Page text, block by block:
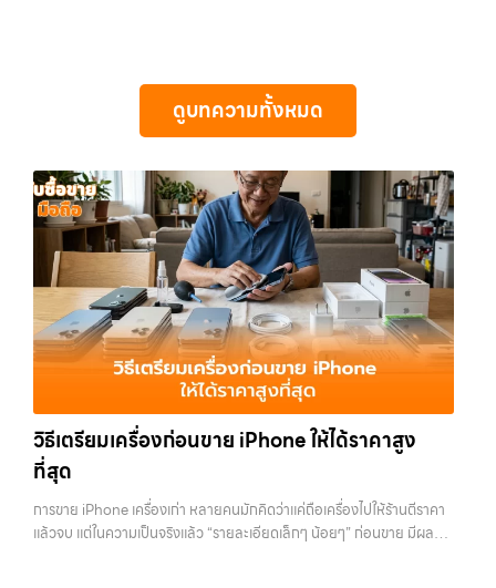
ซื้อแท็บเล็ต, หรือบริการอื่นๆ เกี่ยวกับสินค้าไอที กรุงเทพฯ – เราพร้อมให้
บริการครบวงจร บริการของเรา เราให้บริการแบบครบวงจรสำหรับลูกค้าที่
ต้องการขายอุปกรณ์ไอที ไม่ว่าจะเป็น: รับซื้อไอโฟน ทุกรุ่น ทั้งเครื่องใหม่และ
ต้องการเงินด่วน เราจึงมอบบริการประเมินสภาพเครื่อง ฟรี ปราบปราม
ความยุ่งยากทั้งหลาย โดยเน้น โปร่งใส มั่นใจได้ และจ่ายเงินทันทีเมื่อตกลง
ซื้อขายสำเร็จ บริการของเราครอบคลุมทั้ง iPhone สายใหม่-เก่า,
Samsung ทุกรุ่น, iPad และแท็บเล็ตทุกแบรนด์ เรารับถึงแม้จะอยู่ในสภาพ
ใช้งานแล้ว ตกแต่งแล้ว หรือมีรอยบ้าง เพราะมูลค่าของเครื่องไม่ได้ขึ้นอยู่แค่
ยี่ห้อ แต่ขึ้นอยู่กับสภาพจริง ความครบชุด และความสะดวกในการขายของ
คุณ เราจึงตั้งใจให้บริการในเขต ลาดพร้าว, รัชดา, บางรัก, แจ้งวัฒนะ,
บางแค, วัชรพล, รามอินทรา, บางนา, บางพลี, เกษตรนวมินทร์, เสนานิคม,
วังหิน อย่างเต็มที่ ไม่ว่าคุณจะค้นหาคำว่า “รับซื้อมือถือใกล้ฉัน”, “รับซื้อ
โทรศัพท์มือสองกรุงเทพ”, “ขาย iPad ได้ราคา”, “รับซื้อแท็บเล็ต กรุงเทพ
ถึงที่”, หรือ “รับซื้อ Samsung มือสอง ราคาสูง” — ที่นี่คือคำตอบ เพราะ
บริการของเรามุ่งตรงให้คุณได้รับราคาและความสะดวกสบายที่เหนือกว่า
เลือกเราแล้วคุณจะได้บริการที่คุณไว้วางใจ พร้อมทีมงานที่พร้อมอำนวย
ความสะดวก นัดรับถึงที่ ตรวจสภาพอย่างมืออาชีพ และจ่ายเงินทันที
ทั้งหมดนี้เพื่อให้การขายอุปกรณ์ของคุณเป็นเรื่องง่ายขึ้น ดีกว่า รวดเร็วกว่า
และคุ้มค่ากว่า ทำไมต้องเลือกเรา ผู้เชี่ยวชาญด้านการให้บริการ รับซื้อมือถือ
iPhone, Samsung, ไอแพด แท็บเล็ตทุกยี่ห้อ ในราคาสูง พร้อมจ่ายเงิน
ทันที โดยเน้นบริการในพื้นที่ ลาดพร้าว, รัชดา, บางรัก, แจ้งวัฒนะ,…
ราคาสูง พร้อมจ่ายเงินทันที รับซื้อโน๊ตบุ๊ครามอินทรา ผู้เชี่ยวชาญด้านการให้
บริการ รับซื้อมือถือ iPhone, Samsung, ไอแพด แท็บเล็ตทุกยี่ห้อ ในราคา
สูง พร้อมจ่ายเงินทันที รับซื้อ iPhone… รับซื้อโน๊ตบุ๊ครามอินทรา รับซื้อ
การ รับซื้อไอโฟน, รับซื้อไอแพด, รับซื้อมือถือ ยินดีต้อนรับสู่ “รับซื้อขายมือ
ถือ.com” เว็บไซต์ที่คุณไว้วางใจได้ สำหรับบริการ รับซื้อ มือถือ iPhone,
Samsung, iPad, แท็บเล็ต ทุกยี่ห้อ ให้ราคาสูง พร้อมจ่ายเงินทันที
ครอบคลุมพื้นที่ ลาดพร้าว, รัชดา, บางรัก, แจ้งวัฒนะ, บางแค, วัชรพล,
รามอินทรา และเขตกรุงเทพฯ ใกล้ “ใกล้ ฉัน” ที่สุด ในยุคที่สมาร์ทโฟน
แท็บเล็ต และอุปกรณ์ไอทีใหม่ๆ เปลี่ยนรุ่นกันแทบทุกช่วงเวลา อุปกรณ์ที่คุณ
ใช้แล้วอาจกลายเป็นของที่ไม่ได้ใช้งานอยู่เฉยๆ เว็บไซต์ของเราจึงเกิดขึ้นเพื่อ
เป็นทางเลือกให้คุณสามารถเปลี่ยนอุปกรณ์ที่ไม่ใช้แล้วให้กลายเป็นเงินสดได้
ทันที ด้วยบริการ รับซื้อไอโฟน, รับซื้อไอแพด, รับซื้อมือถือ, รับซื้อโทรศัพท์,
รับซื้อโน๊ตบุ๊ค, รับซื้อแท็บเล็ต, รับซื้อสินค้าไอทีกรุงเทพมหานคร อย่างครบ
วงจร ไม่ว่าคุณจะอยู่โซนเมืองหรือเขตชานเมือง เรามีทีมงานพร้อมให้บริการ
ถึงที่ในพื้นที่ “ใกล้ ฉัน” เพื่อความสะดวกและรวดเร็วที่สุด ที่ “รับซื้อขายมือ
ถือ.com” เราเข้าใจดีว่าอุปกรณ์แต่ละชิ้นไม่ใช่แค่เครื่องใช้ไฟฟ้า แต่เป็น
ทรัพย์สินที่มีมูลค่า คุณอาจต้องการเปลี่ยนรุ่น หรือต้องการเงินด่วน เราจึง
มอบบริการประเมินสภาพเครื่อง ฟรี ปราบปรามความยุ่งยากทั้งหลาย โดย
เน้น โปร่งใส มั่นใจได้ และจ่ายเงินทันทีเมื่อตกลงซื้อขายสำเร็จ บริการของเรา
ดูบทความทั้งหมด
วิธีเตรียมเครื่องก่อนขาย iPhone ให้ได้ราคาสูง
ที่สุด
การขาย iPhone เครื่องเก่า หลายคนมักคิดว่าแค่ถือเครื่องไปให้ร้านตีราคา
แล้วจบ แต่ในความเป็นจริงแล้ว “รายละเอียดเล็กๆ น้อยๆ” ก่อนขาย มีผลต่อ